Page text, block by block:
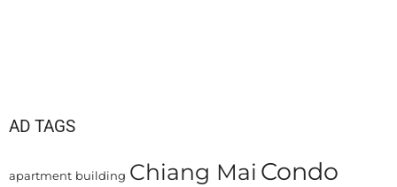
AD TAGS
apartment building Chiang Mai Condo